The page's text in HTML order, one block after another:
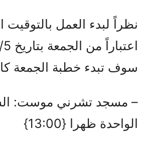
نظراً لبدء العمل بالتوقيت
سوف تبدء خطبة الجمعة
– مسجد تشرني موست:
الواحدة ظهرا {13:00}